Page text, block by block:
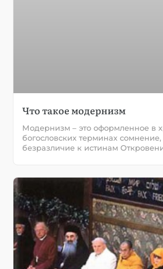
Что такое модернизм
Модернизм – это оформленное в
богословских терминах
безразличие к истинам